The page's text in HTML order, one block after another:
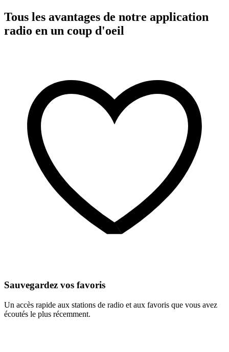
Tous les avantages de notre application
radio en un coup d'oeil
Sauvegardez vos favoris
Un accès rapide aux stations de radio et aux favoris que vous avez
écoutés le plus récemment.